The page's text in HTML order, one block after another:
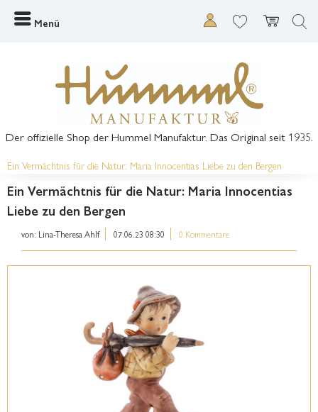
Menü
Der offizielle Shop der Hummel Manufaktur. Das Original seit 1935.
Ein Vermächtnis für die Natur: Maria Innocentias Liebe zu den Bergen
Ein Vermächtnis für die Natur: Maria Innocentias
Liebe zu den Bergen
von: Lina-Theresa Ahlf 07.06.23 08:30 0 Kommentare